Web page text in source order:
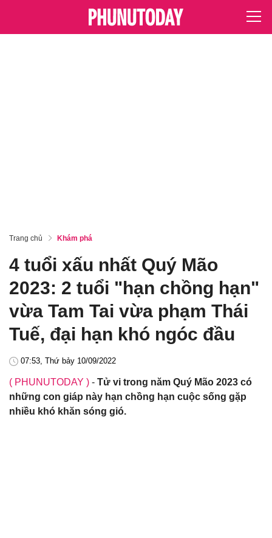
Trang chủ Khám phá
4 tuổi xấu nhất Quý Mão
2023: 2 tuổi "hạn chồng hạn"
vừa Tam Tai vừa phạm Thái
Tuế, đại hạn khó ngóc đầu
07:53, Thứ bảy 10/09/2022
( PHUNUTODAY ) - Tử vi trong năm Quý Mão 2023 có
những con giáp này hạn chồng hạn cuộc sống gặp
nhiều khó khăn sóng gió.